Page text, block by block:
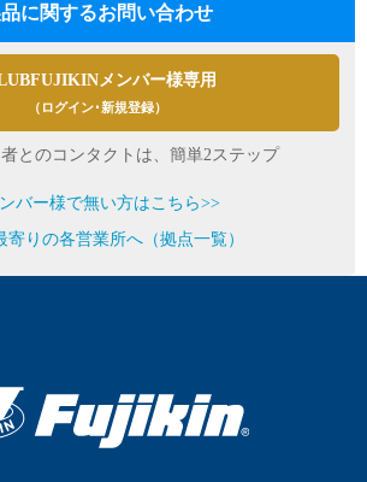
に関するお問い合わせ
メンバー様専用
（ログイン･新規登録）
とのコンタクトは、簡単2ステップ
バー様で無い方はこちら>>
寄りの各営業所へ（拠点一覧）